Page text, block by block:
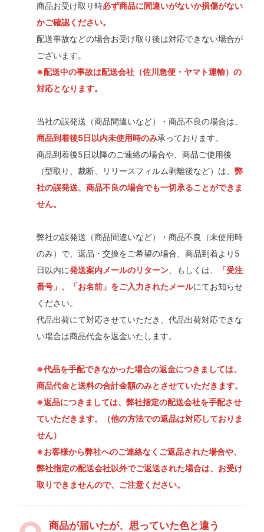
商品お受け取り時必ず商品に間違いがないか損傷がない
かご確認ください。
配送事故などの場合お受け取り後は対応できない場合が
ございます。
※配送中の事故は配送会社（佐川急便・ヤマト運輸）の
対応となります。
当社の誤発送（商品間違いなど）・商品不良の場合は、
商品到着後5日以内未使用時のみ承っております。
商品到着後5日以降のご連絡の場合や、商品ご使用後
（型取り、裁断、リリースフィルム剥離後など）は、 弊
社の誤発送、商品不良の場合でも一切承ることができま
せん。
弊社の誤発送（商品間違いなど）・商品不良（未使用時
のみ）で、返品・交換をご希望の場合、商品到着より5
日以内に発送案内メールのリターン 、もしくは、
「受注
番号」、「お名前」をご入力されたメールにてお知らせ
ください。
代品出荷にて対応させていただき、代品出荷対応できな
い場合は商品代金を返金いたします。
※代品を手配できなかった場合の返金につきましては、
商品代金と送料の合計金額のみとさせていただきます。
※返品につきましては、弊社指定の配送会社を手配させ
ていただきます。（他の方法での返品は対応しておりま
せん）
※お客様から弊社へのご連絡なくご返品された場合や、
弊社指定の配送会社以外でご返送された場合は、お受け
取りできませんので、ご注意ください。
商品が届いたが、思っていた色と違う